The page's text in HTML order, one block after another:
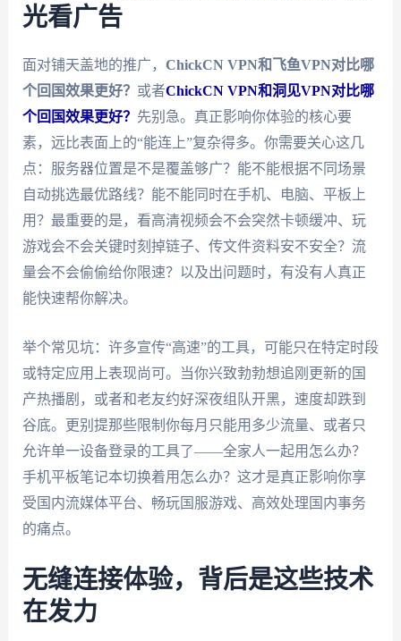
光看广告
面对铺天盖地的推广， ChickCN VPN和飞鱼VPN对比哪
个回国效果更好？ 或者ChickCN VPN和洞见VPN对比哪
个回国效果更好？ 先别急。真正影响你体验的核心要
素，远比表面上的“能连上”复杂得多。你需要关心这几
点：服务器位置是不是覆盖够广？能不能根据不同场景
自动挑选最优路线？能不能同时在手机、电脑、平板上
用？最重要的是，看高清视频会不会突然卡顿缓冲、玩
游戏会不会关键时刻掉链子、传文件资料安不安全？流
量会不会偷偷给你限速？以及出问题时，有没有人真正
能快速帮你解决。
举个常见坑：许多宣传“高速”的工具，可能只在特定时段
或特定应用上表现尚可。当你兴致勃勃想追刚更新的国
产热播剧，或者和老友约好深夜组队开黑，速度却跌到
谷底。更别提那些限制你每月只能用多少流量、或者只
允许单一设备登录的工具了——全家人一起用怎么办？
手机平板笔记本切换着用怎么办？这才是真正影响你享
受国内流媒体平台、畅玩国服游戏、高效处理国内事务
的痛点。
无缝连接体验，背后是这些技术
在发力